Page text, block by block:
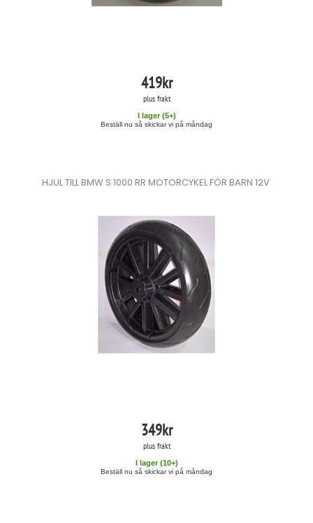
419kr
plus frakt
I lager (5+)
Beställ nu så skickar vi på måndag
HJUL TILL BMW S 1000 RR MOTORCYKEL FÖR BARN 12V
349kr
plus frakt
I lager (10+)
Beställ nu så skickar vi på måndag